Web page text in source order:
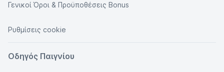
Γενικοί Όροι & Προϋποθέσεις Bonus
Ρυθμίσεις cookie
Οδηγός Παιγνίου